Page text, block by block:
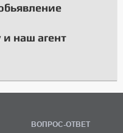
и наш агент
ВОПРОС-ОТВЕТ